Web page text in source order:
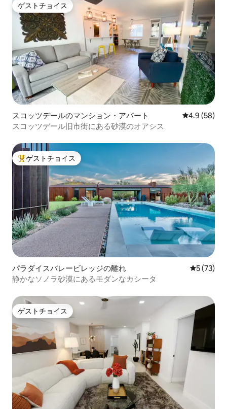
ゲストチョイス
ゲストチョイス
スコッツデールのマンション・アパート レビュー58
4.9 (58)
スコッツデール旧市街にある砂漠のオアシス
大好評のゲストチョイスです。
ゲストチョイス
パラダイスバレービレッジの離れ レビュー
5 (73)
静かなソノラ砂漠にあるモダンなカシータ
ゲストチョイス
ゲストチョイス